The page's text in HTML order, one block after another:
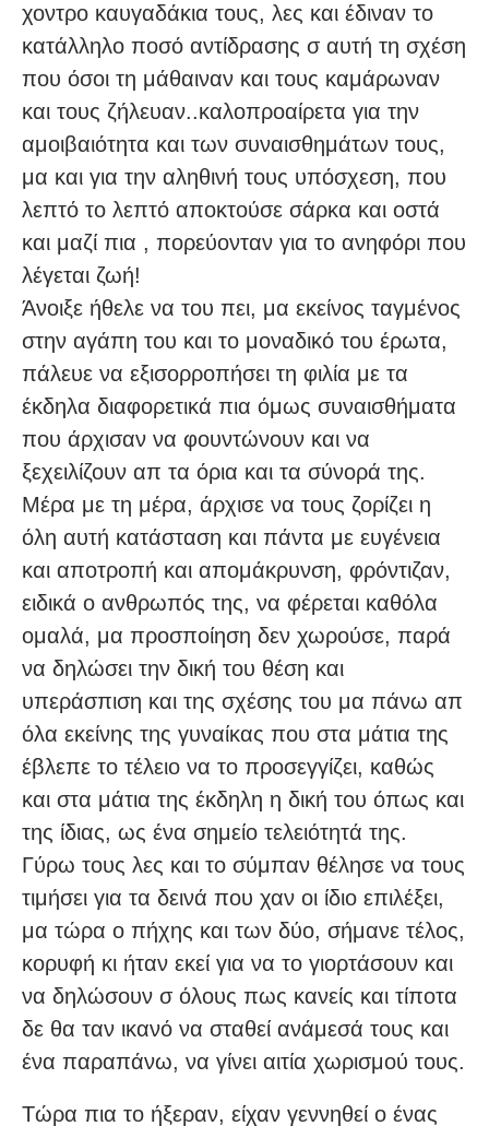
χοντρο καυγαδάκια τους, λες και έδιναν το
κατάλληλο ποσό αντίδρασης σ αυτή τη σχέση
που όσοι τη μάθαιναν και τους καμάρωναν
και τους ζήλευαν..καλοπροαίρετα για την
αμοιβαιότητα και των συναισθημάτων τους,
μα και για την αληθινή τους υπόσχεση, που
λεπτό το λεπτό αποκτούσε σάρκα και οστά
και μαζί πια , πορεύονταν για το ανηφόρι που
λέγεται ζωή!
Άνοιξε ήθελε να του πει, μα εκείνος ταγμένος
στην αγάπη του και το μοναδικό του έρωτα,
πάλευε να εξισορροπήσει τη φιλία με τα
έκδηλα διαφορετικά πια όμως συναισθήματα
που άρχισαν να φουντώνουν και να
ξεχειλίζουν απ τα όρια και τα σύνορά της.
Μέρα με τη μέρα, άρχισε να τους ζορίζει η
όλη αυτή κατάσταση και πάντα με ευγένεια
και αποτροπή και απομάκρυνση, φρόντιζαν,
ειδικά ο ανθρωπός της, να φέρεται καθόλα
ομαλά, μα προσποίηση δεν χωρούσε, παρά
να δηλώσει την δική του θέση και
υπεράσπιση και της σχέσης του μα πάνω απ
όλα εκείνης της γυναίκας που στα μάτια της
έβλεπε το τέλειο να το προσεγγίζει, καθώς
και στα μάτια της έκδηλη η δική του όπως και
της ίδιας, ως ένα σημείο τελειότητά της.
Γύρω τους λες και το σύμπαν θέλησε να τους
τιμήσει για τα δεινά που χαν οι ίδιο επιλέξει,
μα τώρα ο πήχης και των δύο, σήμανε τέλος,
κορυφή κι ήταν εκεί για να το γιορτάσουν και
να δηλώσουν σ όλους πως κανείς και τίποτα
δε θα ταν ικανό να σταθεί ανάμεσά τους και
ένα παραπάνω, να γίνει αιτία χωρισμού τους.
Τώρα πια το ήξεραν, είχαν γεννηθεί ο ένας